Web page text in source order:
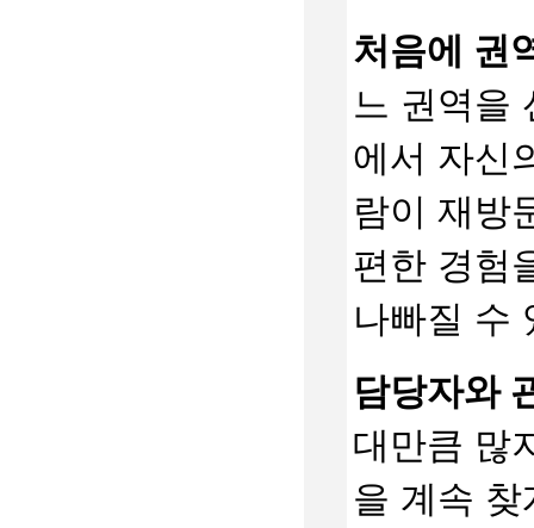
처음에 권
느 권역을
에서 자신
람이 재방
편한 경험
나빠질 수
담당자와
대만큼 많
을 계속